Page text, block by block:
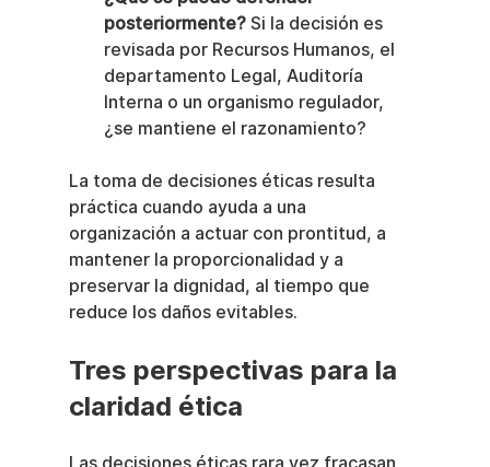
posteriormente? Si la decisión es
revisada por Recursos Humanos, el
departamento Legal, Auditoría
Interna o un organismo regulador,
¿se mantiene el razonamiento?
La toma de decisiones éticas resulta
práctica cuando ayuda a una
organización a actuar con prontitud, a
mantener la proporcionalidad y a
preservar la dignidad, al tiempo que
reduce los daños evitables.
Tres perspectivas para la
claridad ética